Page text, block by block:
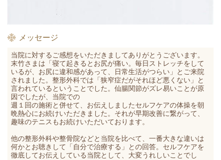
メッセージ
当院に対するご感想をいただきましてありがとうございます。
末竹さまは「寝て起きるとお尻が痛い。毎日ストレッチをして
いるが、お尻に違和感があって、日常生活がつらい」とご来院
されました。整形外科では 「狭窄症だがそれほど悪くない」と
言われているということでした。仙腸関節がズレ易いことが原
因でしたが、当院での
週１回の施術と併せて、お伝えしましたセルフケアの体操を朝
晩熱心にお続けいただきました。それが早期改善に繋がって、
趣味のテニスもお続けいただいております。
他の整形外科や整骨院などと当院を比べて、一番大きな違いは
何かとお聴きして「自分で治療する」との回答。セルフケアを
徹底してお伝えしている当院として、大変うれしいことでし